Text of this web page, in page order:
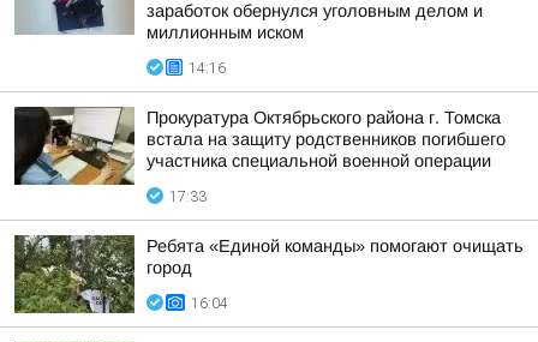
заработок обернулся уголовным делом и
миллионным иском
14:16
Прокуратура Октябрьского района г. Томска
встала на защиту родственников погибшего
участника специальной военной операции
17:33
Ребята «Единой команды» помогают очищать
город
16:04